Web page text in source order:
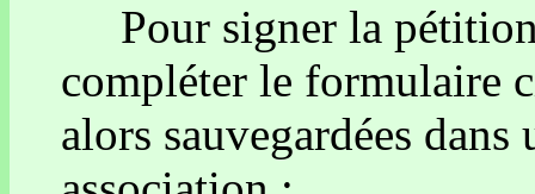
Pour signer la
compléter le formulaire
alors sauvegardées dans